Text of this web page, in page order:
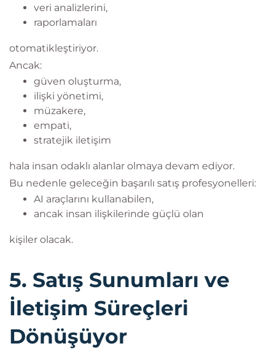
veri analizlerini,
raporlamaları
otomatikleştiriyor.
Ancak:
güven oluşturma,
ilişki yönetimi,
müzakere,
empati,
stratejik iletişim
hala insan odaklı alanlar olmaya devam ediyor.
Bu nedenle geleceğin başarılı satış profesyonelleri:
AI araçlarını kullanabilen,
ancak insan ilişkilerinde güçlü olan
kişiler olacak.
5. Satış Sunumları ve
İletişim Süreçleri
Dönüşüyor